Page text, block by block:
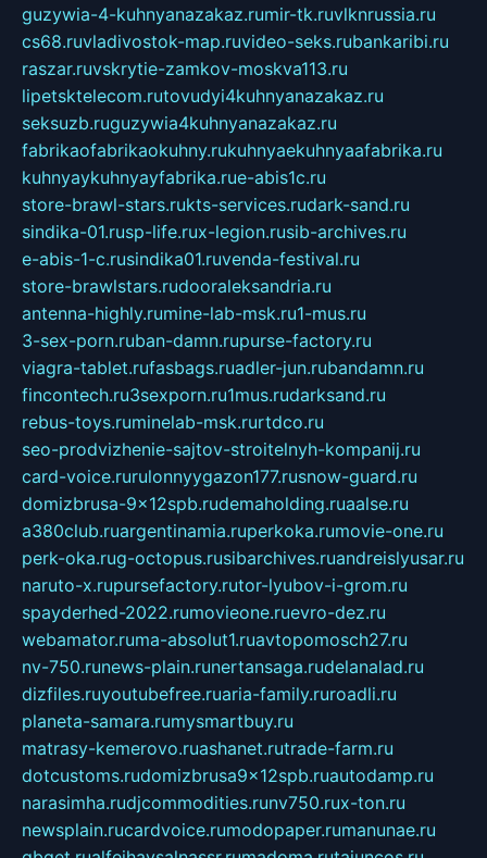
guzywia-4-kuhnyanazakaz.rumir-tk.ruvlknrussia.ru
cs68.ruvladivostok-map.ruvideo-seks.rubankaribi.ru
raszar.ruvskrytie-zamkov-moskva113.ru
lipetsktelecom.rutovudyi4kuhnyanazakaz.ru
seksuzb.ruguzywia4kuhnyanazakaz.ru
fabrikaofabrikaokuhny.rukuhnyaekuhnyaafabrika.ru
kuhnyaykuhnyayfabrika.rue-abis1c.ru
store-brawl-stars.rukts-services.rudark-sand.ru
sindika-01.rusp-life.rux-legion.rusib-archives.ru
e-abis-1-c.rusindika01.ruvenda-festival.ru
store-brawlstars.rudooraleksandria.ru
antenna-highly.rumine-lab-msk.ru1-mus.ru
3-sex-porn.ruban-damn.rupurse-factory.ru
viagra-tablet.rufasbags.ruadler-jun.rubandamn.ru
fincontech.ru3sexporn.ru1mus.rudarksand.ru
rebus-toys.ruminelab-msk.rurtdco.ru
seo-prodvizhenie-sajtov-stroitelnyh-kompanij.ru
card-voice.rurulonnyygazon177.rusnow-guard.ru
domizbrusa-9x12spb.rudemaholding.ruaalse.ru
a380club.ruargentinamia.ruperkoka.rumovie-one.ru
perk-oka.rug-octopus.rusibarchives.ruandreislyusar.ru
naruto-x.rupursefactory.rutor-lyubov-i-grom.ru
spayderhed-2022.rumovieone.ruevro-dez.ru
webamator.ruma-absolut1.ruavtopomosch27.ru
nv-750.runews-plain.runertansaga.rudelanalad.ru
dizfiles.ruyoutubefree.ruaria-family.ruroadli.ru
planeta-samara.rumysmartbuy.ru
matrasy-kemerovo.ruashanet.rutrade-farm.ru
dotcustoms.rudomizbrusa9x12spb.ruautodamp.ru
narasimha.rudjcommodities.runv750.rux-ton.ru
newsplain.rucardvoice.rumodopaper.rumanunae.ru